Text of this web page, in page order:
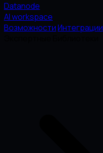
Datanode
AI workspace
ВозможностиИнтеграции